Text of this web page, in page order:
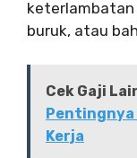
keterlambatan
buruk, atau
Cek Gaji
Pentingnya
Kerja